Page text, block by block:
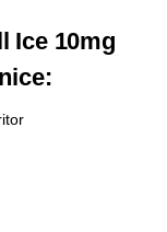
Ice 10mg